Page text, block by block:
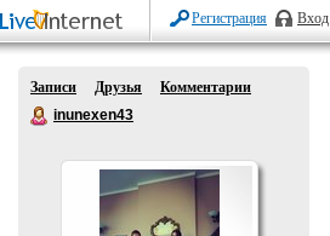
Регистрация Вход
Записи Друзья
Комментарии
inunexen43